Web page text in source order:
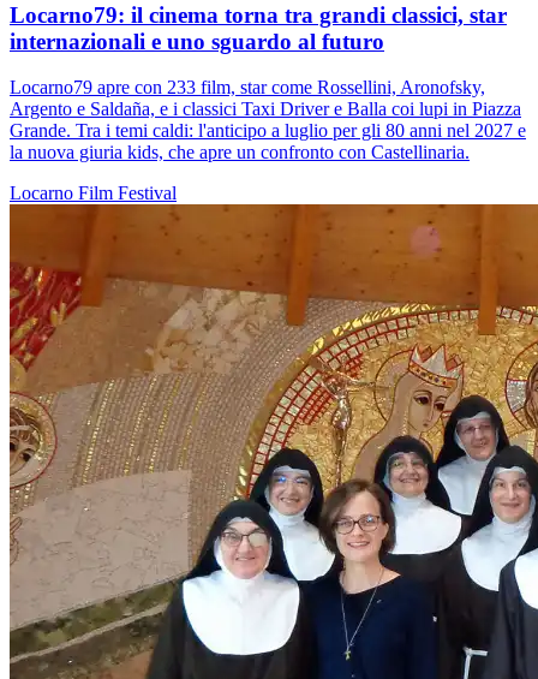
Locarno79: il cinema torna tra grandi classici, star
internazionali e uno sguardo al futuro
Locarno79 apre con 233 film, star come Rossellini, Aronofsky,
Argento e Saldaña, e i classici Taxi Driver e Balla coi lupi in Piazza
Grande. Tra i temi caldi: l'anticipo a luglio per gli 80 anni nel 2027 e
la nuova giuria kids, che apre un confronto con Castellinaria.
Locarno Film Festival